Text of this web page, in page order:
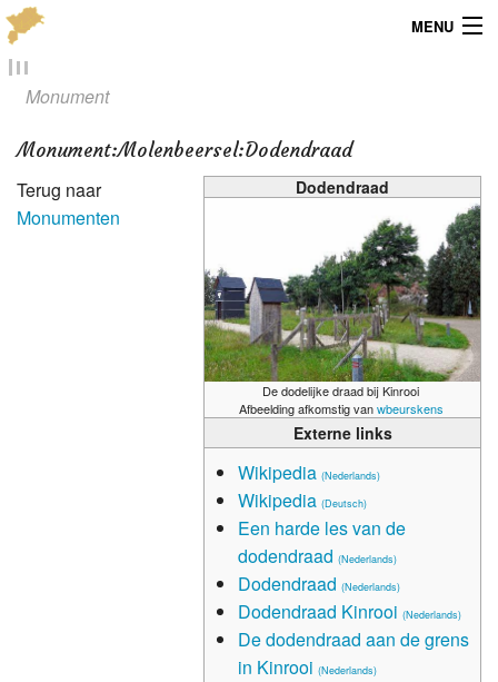
MENU
Menu
Dialect
Locaties
Monument
Monument:Molenbeersel:Dodendraad
Dodendraad
De dodelijke draad bij Kinrooi
Afbeelding afkomstig vanwbeurskens
Externe links
Wikipedia (Nederlands)
Wikipedia (Deutsch)
Een harde les van de
dodendraad (Nederlands)
Dodendraad (Nederlands)
Dodendraad Kinrooi (Nederlands)
De dodendraad aan de grens
in Kinrooi (Nederlands)
Terug naar
Monumenten